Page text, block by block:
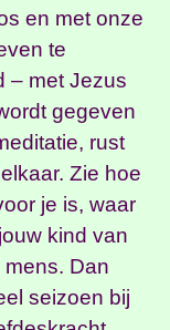
en met onze
te
– met Jezus
gegeven
rust
Zie hoe
je is, waar
kind van
Dan
seizoen bij